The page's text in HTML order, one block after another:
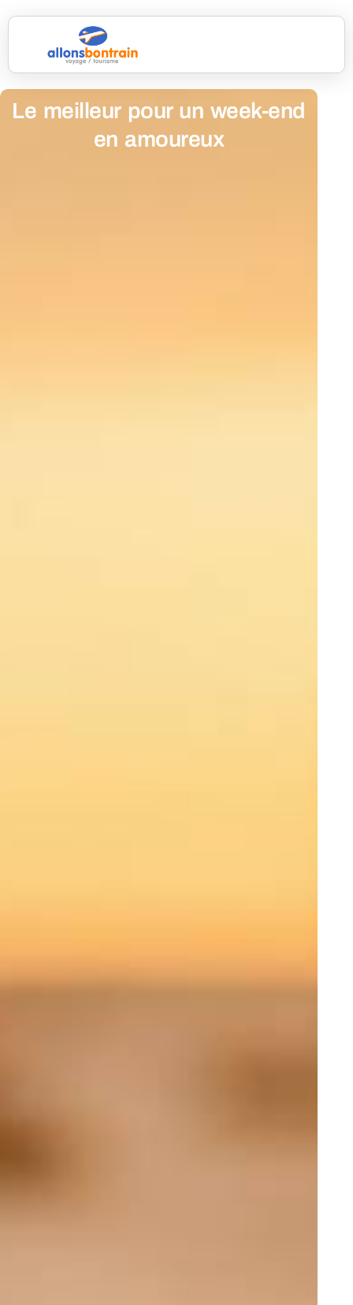
Le meilleur pour un week-end
en amoureux